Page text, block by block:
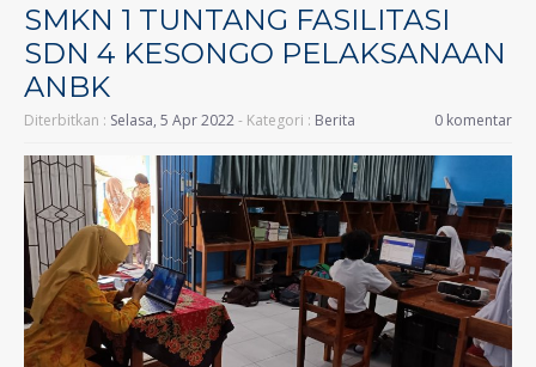
SMKN 1 TUNTANG FASILITASI
SDN 4 KESONGO PELAKSANAAN
ANBK
Diterbitkan : Selasa, 5 Apr 2022- Kategori : Berita 0 komentar